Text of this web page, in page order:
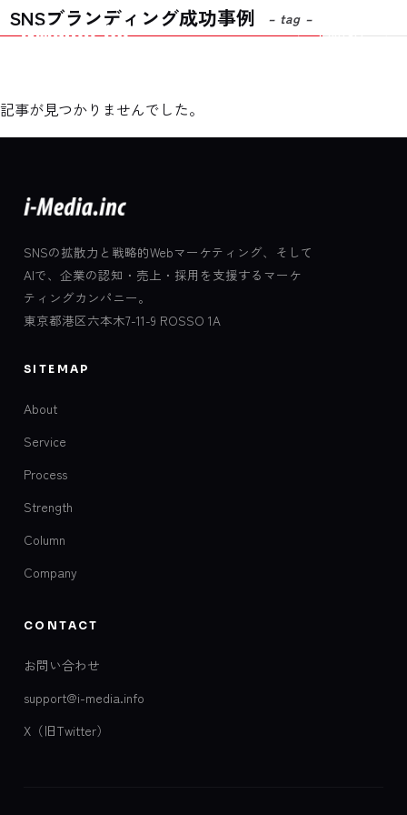
Contact
SNSブランディング成功事例 – tag –
記事が見つかりませんでした。
SNSの拡散力と戦略的Webマーケティング、そして
AIで、企業の認知・売上・採用を支援するマーケ
ティングカンパニー。
東京都港区六本木7-11-9 ROSSO 1A
SITEMAP
About
Service
Process
Strength
Column
Company
CONTACT
お問い合わせ
support@i-media.info
X（旧Twitter）